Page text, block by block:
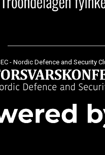
- Nordic Defence and Security